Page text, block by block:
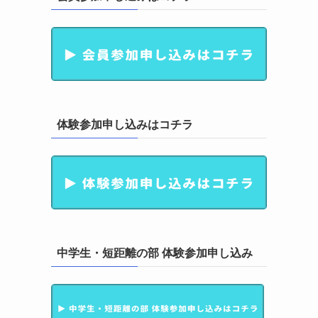
体験参加申し込みはコチラ
中学生・短距離の部 体験参加申し込み